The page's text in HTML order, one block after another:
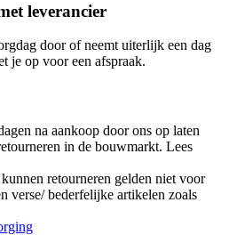
leverancier
door of neemt uiterlijk een dag
je op voor een afspraak.
na aankoop door ons op laten
in de bouwmarkt. Lees
retourneren gelden niet voor
verse/ bederfelijke artikelen zoals